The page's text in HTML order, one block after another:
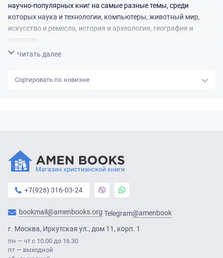
научно-популярных книг на самые разные темы, среди
которых наука и технологии, компьютеры, животный мир,
искусство и ремесла, история и археология, география и
геология.
Анна играет на тромбоне, выступала в оркестрах, народных,
Свернуть
Читать далее
новизне
+7(926) 316-03-24
bookmail@amenbooks.org Telegram@amenbook
г. Москва, Иркутская ул., дом 11, корп. 1
пн — чт с 10.00 до 16.30
пт — выходной